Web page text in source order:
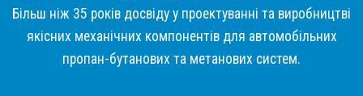
Більш ніж 35 років досвіду у проектуванні та виробництві
якісних механічних компонентів для автомобільних
пропан-бутанових та метанових систем.